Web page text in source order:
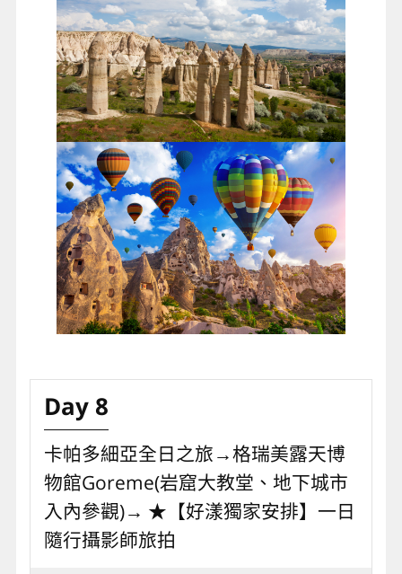
Day 8
卡帕多細亞全日之旅→格瑞美露天博
物館Goreme(岩窟大教堂、地下城市
入內參觀)→ ★【好漾獨家安排】一日
隨行攝影師旅拍